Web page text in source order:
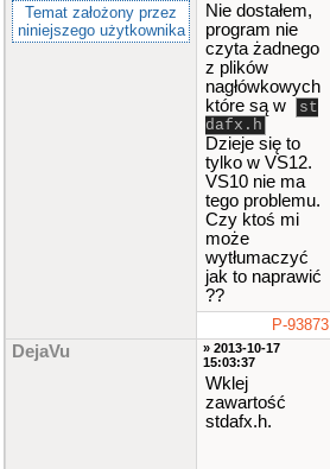
Temat założony przez
niniejszego użytkownika
Nie dostałem,
program nie
czyta żadnego
z plików
nagłówkowych
które są w
st
dafx.h
Dzieje się to
tylko w VS12.
VS10 nie ma
tego problemu.
Czy ktoś mi
może
wytłumaczyć
jak to naprawić
??
P-93873
DejaVu
» 2013-10-17
15:03:37
Wklej
zawartość
stdafx.h.